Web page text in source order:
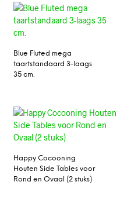
Blue Fluted mega
taartstandaard 3-laags
35 cm.
Happy Cocooning
Houten Side Tables voor
Rond en Ovaal (2 stuks)